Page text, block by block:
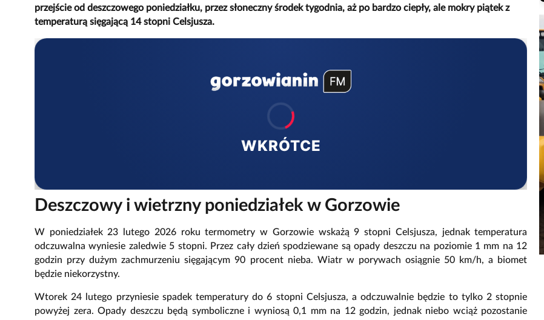
przejście od deszczowego poniedziałku, przez słoneczny środek tygodnia, aż po bardzo ciepły, ale mokry piątek z
temperaturą sięgającą 14 stopni Celsjusza.
WKRÓTCE
Deszczowy i wietrzny poniedziałek w Gorzowie
W poniedziałek 23 lutego 2026 roku termometry w Gorzowie wskażą 9 stopni Celsjusza, jednak temperatura
odczuwalna wyniesie zaledwie 5 stopni. Przez cały dzień spodziewane są opady deszczu na poziomie 1 mm na 12
godzin przy dużym zachmurzeniu sięgającym 90 procent nieba. Wiatr w porywach osiągnie 50 km/h, a biomet
będzie niekorzystny.
Wtorek 24 lutego przyniesie spadek temperatury do 6 stopni Celsjusza, a odczuwalnie będzie to tylko 2 stopnie
powyżej zera. Opady deszczu będą symboliczne i wyniosą 0,1 mm na 12 godzin, jednak niebo wciąż pozostanie